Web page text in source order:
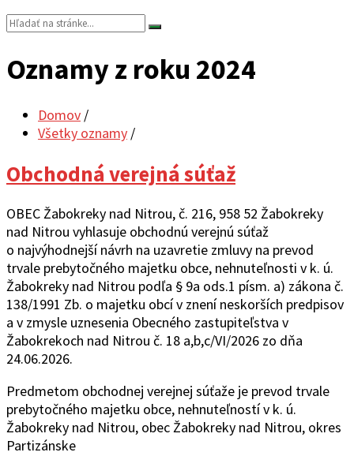
Vyhľadávanie:
Oznamy z roku 2024
Domov /
Všetky oznamy /
Obchodná verejná súťaž
OBEC Žabokreky nad Nitrou, č. 216, 958 52 Žabokreky
nad Nitrou vyhlasuje obchodnú verejnú súťaž
o najvýhodnejší návrh na uzavretie zmluvy na prevod
trvale prebytočného majetku obce, nehnuteľnosti v k. ú.
Žabokreky nad Nitrou podľa § 9a ods.1 písm. a) zákona č.
138/1991 Zb. o majetku obcí v znení neskorších predpisov
a v zmysle uznesenia Obecného zastupiteľstva v
Žabokrekoch nad Nitrou č. 18 a,b,c/VI/2026 zo dňa
24.06.2026.
Predmetom obchodnej verejnej súťaže je prevod trvale
prebytočného majetku obce, nehnuteľností v k. ú.
Žabokreky nad Nitrou, obec Žabokreky nad Nitrou, okres
Partizánske